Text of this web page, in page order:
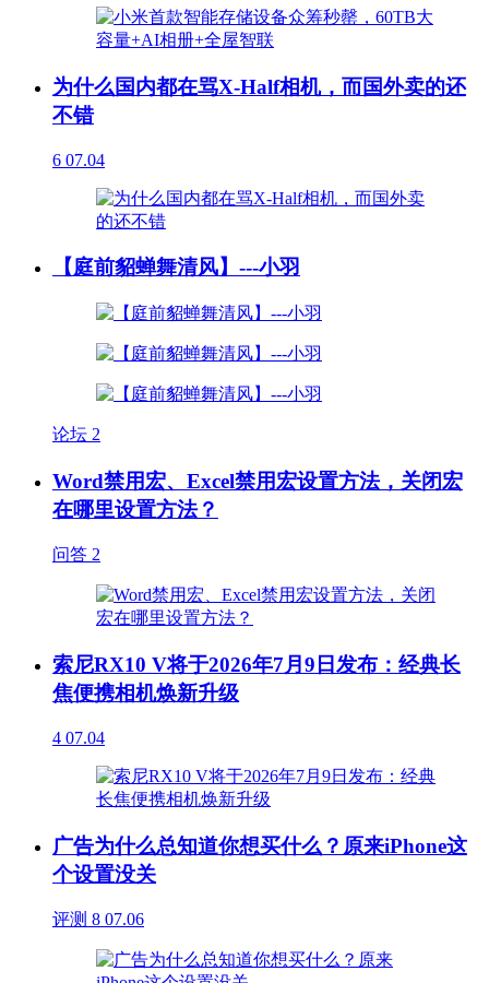
为什么国内都在骂X-Half相机，而国外卖的还
不错
6 07.04
【庭前貂蝉舞清风】---小羽
论坛 2
Word禁用宏、Excel禁用宏设置方法，关闭宏
在哪里设置方法？
问答 2
索尼RX10 V将于2026年7月9日发布：经典长
焦便携相机焕新升级
4 07.04
广告为什么总知道你想买什么？原来iPhone这
个设置没关
评测 8 07.06